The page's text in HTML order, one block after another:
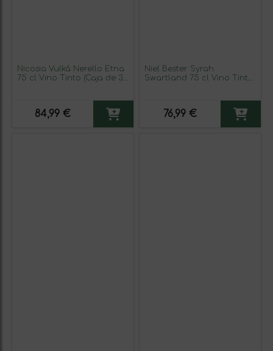
Nicosia Vulká Nerello Etna
75 cl Vino Tinto (Caja de 3
84,99 €
Niel Bester Syrah
Swartland 75 cl Vino Tinto
76,99 €